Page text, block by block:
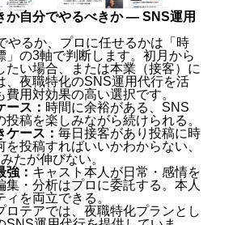
か自分でやるべきか — SNS運用
やるか、プロに任せるかは「時
」の3軸で判断します。初月から
たい場合、または本業（接客）に
、夜職特化のSNS運用代行を活
費用対効果の高い選択です。
ース： 時間に余裕がある、SNS
投稿を楽しみながら続けられる。
ケース： 毎日接客があり投稿に時
を投稿すればいいかわからない、
たが伸びない。
強： キャスト本人が日常・感情を
集・分析はプロに委託する。本人
を両立できる。
ロテアでは、夜職特化プランとし
ブランディングとは？2026年最新
全ガイド